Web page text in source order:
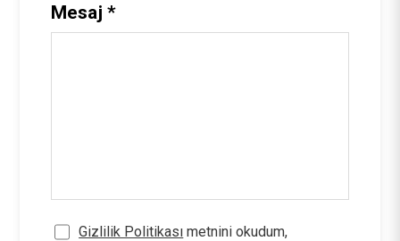
Mesaj *
Gizlilik Politikası metnini okudum,